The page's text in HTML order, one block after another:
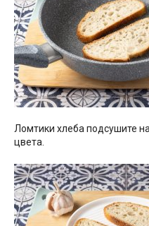
Ломтики хлеба подсушите
цвета.